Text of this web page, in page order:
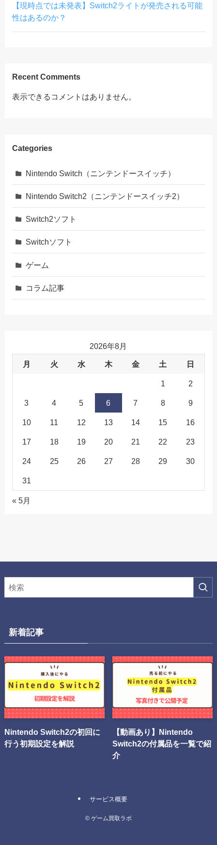
【現時点では未発表】Switch2ライトが発売される可能
性はあるのか？
Recent Comments
表示できるコメントはありません。
Categories
Nintendo Switch（ニンテンドースイッチ）
Nintendo Switch2（ニンテンドースイッチ2）
Switch2ソフト
Switchソフト
ゲーム
コラム記事
2026年8月
月 火 水 木 金 土 日
1 2
3 4 5 6 7 8 9
10 11 12 13 14 15 16
17 18 19 20 21 22 23
24 25 26 27 28 29 30
31
« 5月
新着記事
Nintendo Switch2の初回に
行う初期設定を解説
【動画あり】Nintendo
Switch2の付属品を一覧で紹
介
サービス概要
© ゲーム買取ラボ